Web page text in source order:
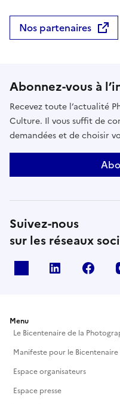
Nos partenaires
Abonnez-vous à
Recevez toute l’actualité
Culture. Il vous suffit de
demandées et de choisir
Suivez-nous
sur les réseaux
Linkedin
Menu
Le Bicentenaire de la
Manifeste pour le
Espace organisateurs
Espace presse